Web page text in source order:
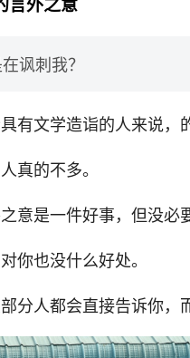
讽刺我？
有文学造诣的人来说，
真的不多。
意是一件好事，但没必
你也没什么好处。
分人都会直接告诉你，